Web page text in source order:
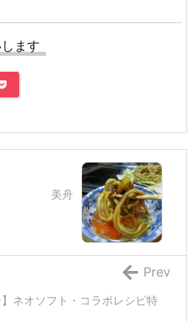
ます
美舟
】ネオソフト・コラボレシピ特
Prev